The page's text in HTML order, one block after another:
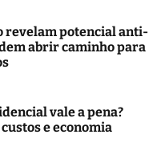
o
r
e
revelam potencial anti-
abrir caminho para
vale a pena?
e economia